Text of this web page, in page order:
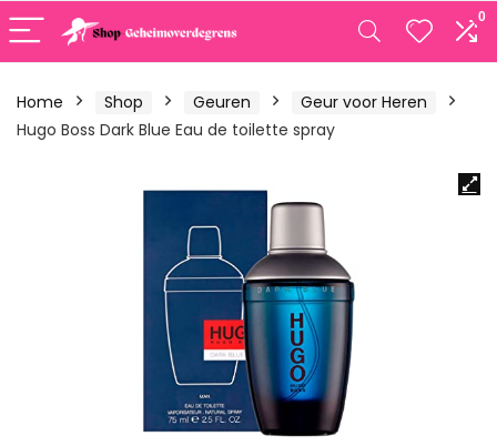
0
Home Shop Geuren
Geur voor Heren
Hugo Boss Dark Blue Eau de toilette spray